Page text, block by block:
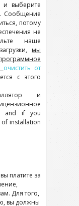
и выберите
Сообщение
потому
не
наше
мы
очистить от
с этого
и
and if you
installation
платите за
Для того,
вы должны